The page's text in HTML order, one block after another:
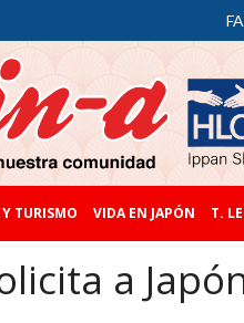
TURISMO VIDA EN JAPÓN T.
a